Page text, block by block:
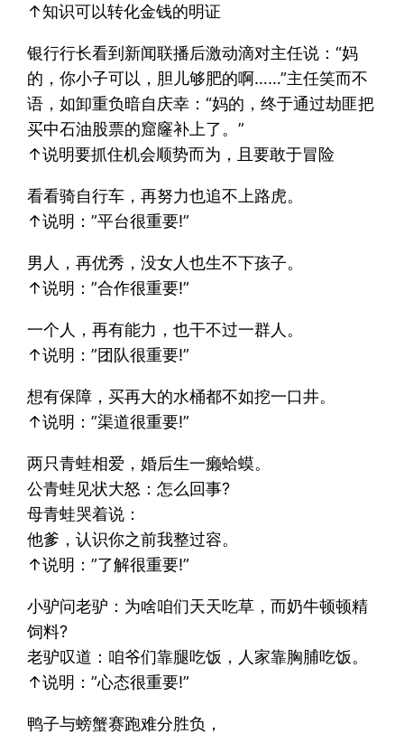
↑知识可以转化金钱的明证
银行行长看到新闻联播后激动滴对主任说：“妈
的，你小子可以，胆儿够肥的啊……”主任笑而不
语，如卸重负暗自庆幸：“妈的，终于通过劫匪把
买中石油股票的窟窿补上了。”
↑说明要抓住机会顺势而为，且要敢于冒险
看看骑自行车，再努力也追不上路虎。
↑说明：”平台很重要!”
男人，再优秀，没女人也生不下孩子。
↑说明：”合作很重要!”
一个人，再有能力，也干不过一群人。
↑说明：”团队很重要!”
想有保障，买再大的水桶都不如挖一口井。
↑说明：”渠道很重要!”
两只青蛙相爱，婚后生一癞蛤蟆。
公青蛙见状大怒：怎么回事?
母青蛙哭着说：
他爹，认识你之前我整过容。
↑说明：”了解很重要!”
小驴问老驴：为啥咱们天天吃草，而奶牛顿顿精
饲料?
老驴叹道：咱爷们靠腿吃饭，人家靠胸脯吃饭。
↑说明：”心态很重要!”
鸭子与螃蟹赛跑难分胜负，